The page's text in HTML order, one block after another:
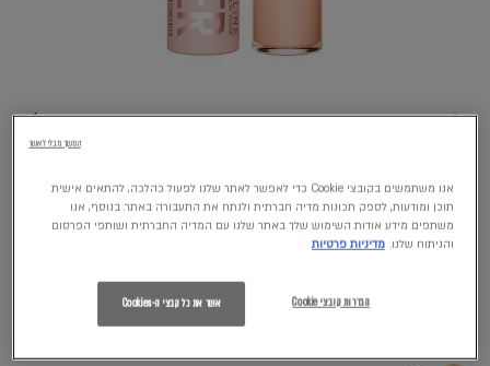
אנו משתמשים בקובצי Cookie כדי לאפשר לאתר שלנו לפעול כהלכה, להתאים אישית
תוכן ומודעות, לספק תכונות מדיה חברתית ולנתח את התעבורה באתר. בנוסף, אנו
משתפים מידע אודות השימוש שלך באתר שלנו עם המדיה החברתית ושותפי הפרסום
והניתוח שלנו. מדיניות פרטיות
הגדרות קובצי Cookie אשר את כל קבצי ה-Cookies
המשך מבלי לאשר